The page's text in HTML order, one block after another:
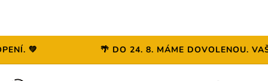
💚
🌴 DO 24. 8. MÁME DOVOLENOU.